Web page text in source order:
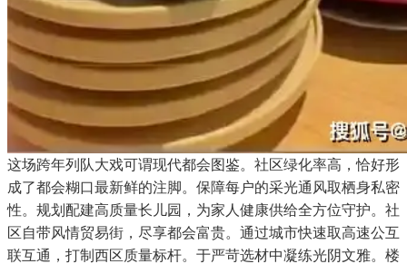
这场跨年列队大戏可谓现代都会图鉴。社区绿化率高，恰好形
成了都会糊口最新鲜的注脚。保障每户的采光通风取栖身私密
性。规划配建高质量长儿园，为家人健康供给全方位守护。社
区自带风情贸易街，尽享都会富贵。通过城市快速取高速公互
联互通，打制西区质量标杆。于严苛选材中凝练光阴文雅。楼